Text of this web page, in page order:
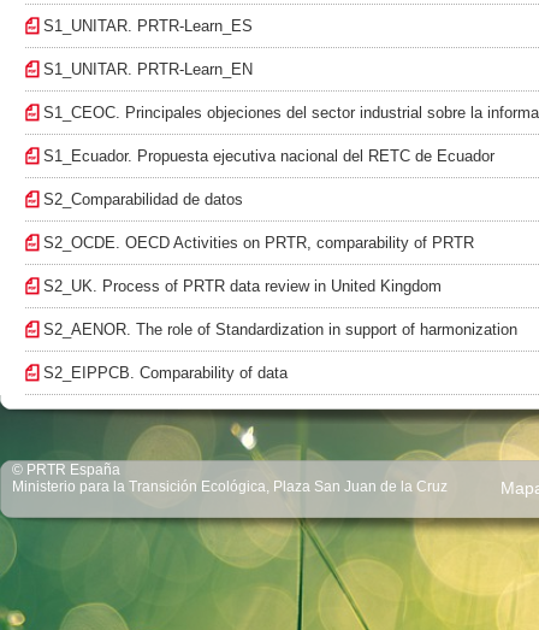
S1_UNITAR. PRTR-Learn_ES
S1_UNITAR. PRTR-Learn_EN
S1_CEOC. Principales objeciones del sector industrial sobre la
S1_Ecuador. Propuesta ejecutiva nacional del RETC de Ecuador
S2_Comparabilidad de datos
S2_OCDE. OECD Activities on PRTR, comparability of PRTR
S2_UK. Process of PRTR data review in United Kingdom
S2_AENOR. The role of Standardization in support of harmonization
S2_EIPPCB. Comparability of data
© PRTR España
Ministerio para la Transición Ecológica, Plaza San Juan de la Cruz